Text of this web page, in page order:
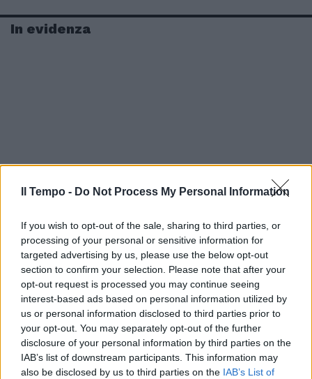
Il Tempo - Do Not Process My Personal Information
If you wish to opt-out of the sale, sharing to third parties, or
processing of your personal or sensitive information for
targeted advertising by us, please use the below opt-out
section to confirm your selection. Please note that after your
opt-out request is processed you may continue seeing
interest-based ads based on personal information utilized by
us or personal information disclosed to third parties prior to
your opt-out. You may separately opt-out of the further
disclosure of your personal information by third parties on the
IAB’s list of downstream participants. This information may
also be disclosed by us to third parties on the IAB’s List of
In evidenza